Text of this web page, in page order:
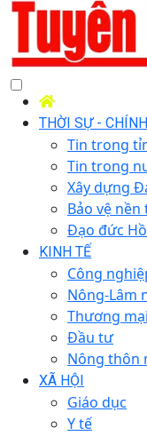
THỜI SỰ -
Tin trong
Tin trong
Xây dựng
Bảo vệ
Đạo đức
KINH TẾ
Công
Nông-Lâm
Thương
Đầu tư
Nông thôn
XÃ HỘI
Giáo dục
Y tế